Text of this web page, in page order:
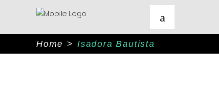
Home > Isadora Bautista